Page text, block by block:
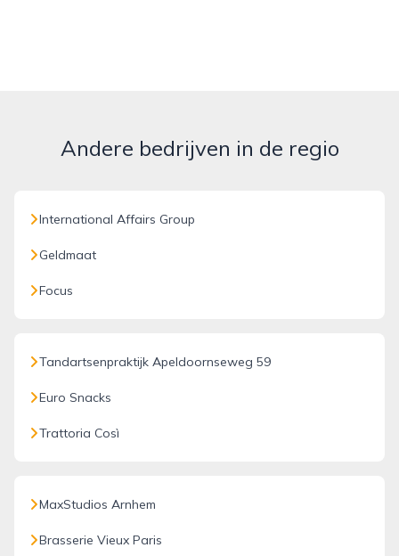
Andere bedrijven in de regio
International Affairs Group
Geldmaat
Focus
Tandartsenpraktijk Apeldoornseweg 59
Euro Snacks
Trattoria Così
MaxStudios Arnhem
Brasserie Vieux Paris